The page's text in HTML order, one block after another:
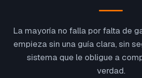
La mayoría no falla por falta de
empieza sin una guía clara, sin
sistema que le obligue a
verdad.